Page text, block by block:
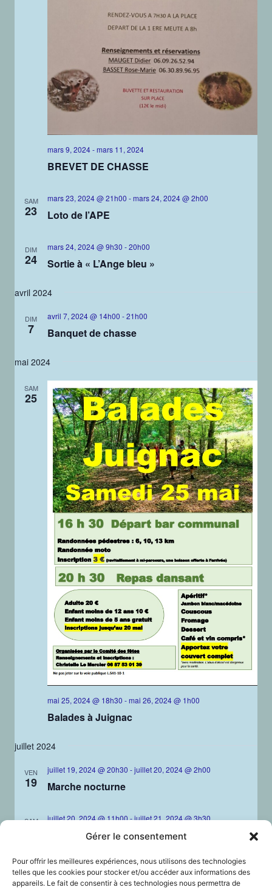
Gérer le consentement
Pour offrir les meilleures expériences, nous utilisons des technologies
telles que les cookies pour stocker et/ou accéder aux informations des
appareils. Le fait de consentir à ces technologies nous permettra de
mars 9, 2024-mars 11, 2024
BREVET DE CHASSE
SAM
23
mars 23, 2024 @ 21h00 -mars 24, 2024 @ 2h00
Loto de l’APE
DIM
24
mars 24, 2024 @ 9h30 -20h00
Sortie à « L’Ange bleu »
avril 2024
DIM
7
avril 7, 2024 @ 14h00 -21h00
Banquet de chasse
mai 2024
SAM
25
mai 25, 2024 @ 18h30 -mai 26, 2024 @ 1h00
Balades à Juignac
juillet 2024
VEN
19
juillet 19, 2024 @ 20h30 -juillet 20, 2024 @ 2h00
Marche nocturne
SAM juillet 20, 2024 @ 11h00-juillet 21, 2024 @ 3h30
Fête du blé au pain